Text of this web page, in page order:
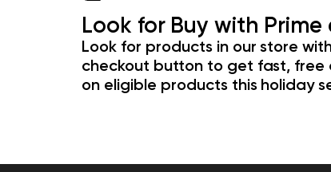
Look for Buy with
Look for products in our store
checkout button to get fast, free
on eligible products this holiday